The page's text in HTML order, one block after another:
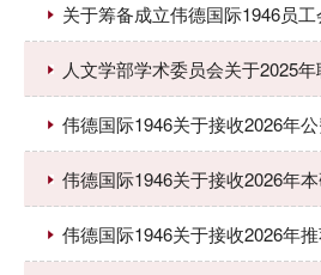
关于筹备成立伟德国际1946员
人文学部学术委员会关于2025
伟德国际1946关于接收2026年
伟德国际1946关于接收2026年
伟德国际1946关于接收2026年